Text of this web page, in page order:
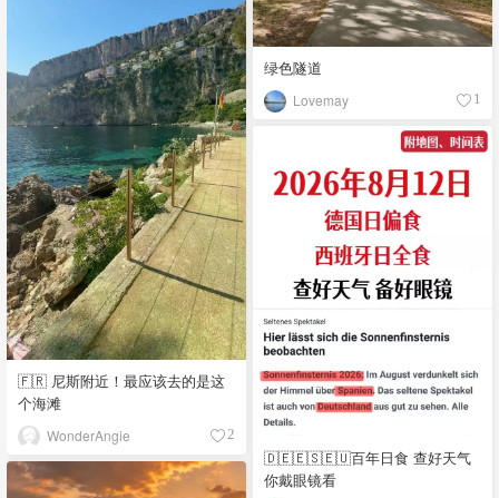
绿色隧道
Lovemay 1
🇫🇷 尼斯附近！最应该去的是这
个海滩
WonderAngie 2
🇩🇪🇪🇸🇪🇺百年日食 查好天气
你戴眼镜看